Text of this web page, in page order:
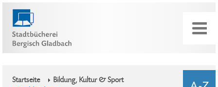
Startseite
Bildung, Kultur & Sport